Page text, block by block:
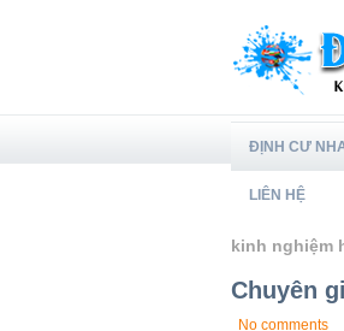
ĐỊNH CƯ
LIÊN HỆ
kinh nghiệm
Chuyên
No comments